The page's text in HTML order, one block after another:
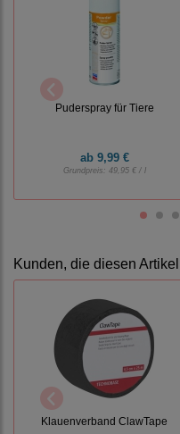
Puderspray für Tiere
ab9,99 €
Grundpreis: 49,95 € / l
Kunden, die diesen
Klauenverband ClawTape